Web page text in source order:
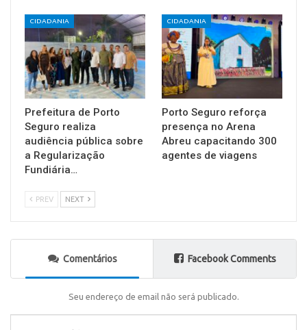
CIDADANIA
Prefeitura de Porto
Seguro realiza
audiência pública sobre
a Regularização
Fundiária…
CIDADANIA
Porto Seguro reforça
presença no Arena
Abreu capacitando 300
agentes de viagens
PREV NEXT
Comentários Facebook Comments
Seu endereço de email não será publicado.